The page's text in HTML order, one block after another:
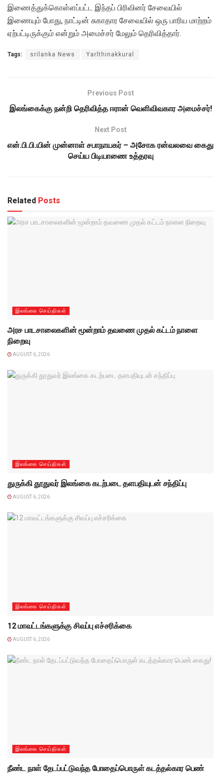
இணைத்துக்கொள்ளப்பட்ட இந்தப் பிரிவினர் சேவையில்
இணையும் போது, நாட்டின் சுகாதார சேவையில் ஒரு பாரிய மாற்றம்
ஏற்பட்டிருக்கும் என்றும் அமைச்சர் மேலும் தெரிவித்தார்.
Tags: srilanka News Yarlthinakkural
Previous Post
இலங்கைக்கு நன்றி தெரிவித்த ஈரான் வெளிவிவகார அமைச்சர்!
Next Post
என்.பி.பி.யின் முன்னாள் சபாநாயகர் – அசோக ரன்வலவை கைது
செய்ய பிடியாணை உத்தரவு
Related Posts
இலங்கை செய்திகள்
அரச பாடசாலைகளின் மூன்றாம் தவணை முதல் கட்டம் நாளை
நிறைவு
AUGUST 6, 2026
இலங்கை செய்திகள்
துருக்கி தூதுவர் இலங்கை கடற்படை தளபதியுடன் சந்திப்பு
AUGUST 6, 2026
இலங்கை செய்திகள்
12 மாவட்டங்களுக்கு சிவப்பு எச்சரிக்கை
AUGUST 6, 2026
இலங்கை செய்திகள்
நீண்ட நாள் தேடப்பட்டுவந்த போதைப்பொருள் கடத்தல்கார பெண்